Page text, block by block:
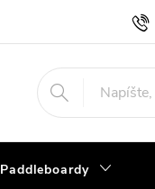
Paddleboardy